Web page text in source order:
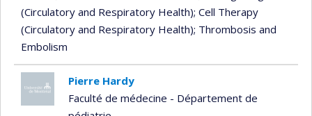
(Circulatory and Respiratory Health); Cell Therapy
(Circulatory and Respiratory Health); Thrombosis and
Embolism
Pierre Hardy
Faculté de médecine - Département de